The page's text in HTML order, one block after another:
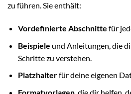
zu führen. Sie enthält:
Vordefinierte Abschnitte für
Beispiele und Anleitungen, die
Schritte zu verstehen.
Platzhalterfür deine eigenen